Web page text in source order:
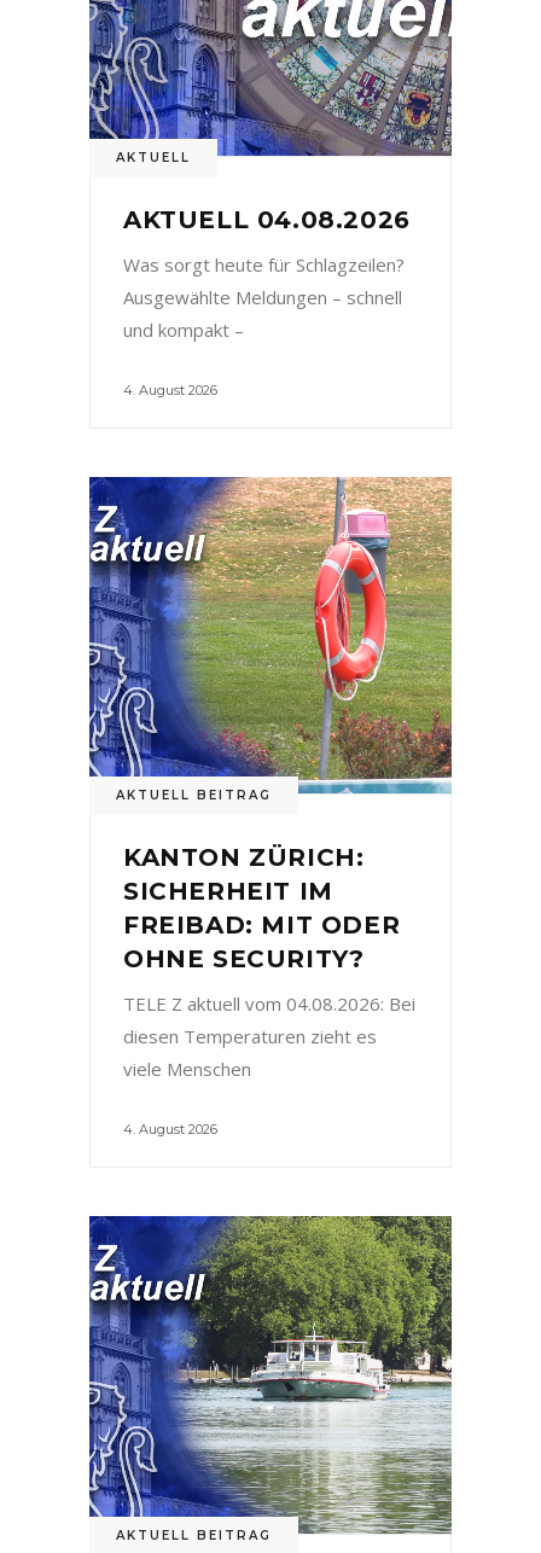
AKTUELL
AKTUELL 04.08.2026
Was sorgt heute für Schlagzeilen?
Ausgewählte Meldungen – schnell
und kompakt –
4. August 2026
AKTUELL BEITRAG
KANTON ZÜRICH:
SICHERHEIT IM
FREIBAD: MIT ODER
OHNE SECURITY?
TELE Z aktuell vom 04.08.2026: Bei
diesen Temperaturen zieht es
viele Menschen
4. August 2026
AKTUELL BEITRAG